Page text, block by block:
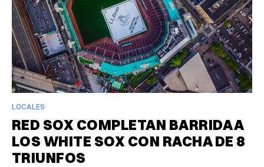
LOCALES
RED SOX COMPLETAN BARRIDA A
LOS WHITE SOX CON RACHA DE 8
TRIUNFOS